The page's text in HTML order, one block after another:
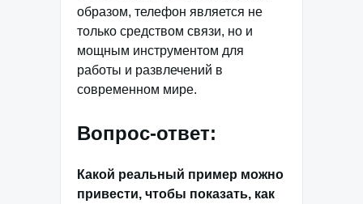
образом, телефон является не
только средством связи, но и
мощным инструментом для
работы и развлечений в
современном мире.
Вопрос-ответ:
Какой реальный пример можно
привести, чтобы показать, как